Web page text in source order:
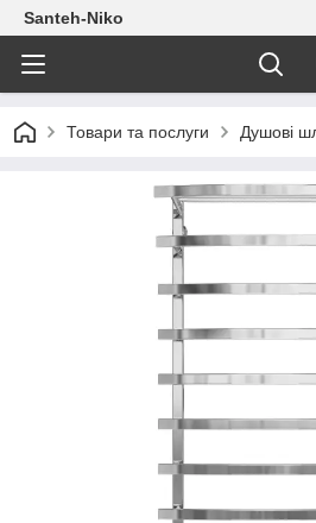
Santeh-Niko
Товари та послуги Душові